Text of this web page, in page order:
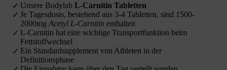
Unsere Bodylab L-Carnitin Tabletten
Je Tagesdosis, bestehend aus 3-4 Tabletten, sind 1500-
2000mg Acetyl L-Carnitin enthalten
L-Carnitin hat eine wichtige Transportfunktion beim
Fettstoffwechsel
Ein Standardsupplement von Athleten in der
Definitionsphase